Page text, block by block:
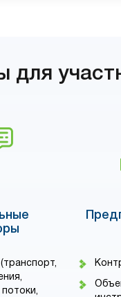
для
потоки,